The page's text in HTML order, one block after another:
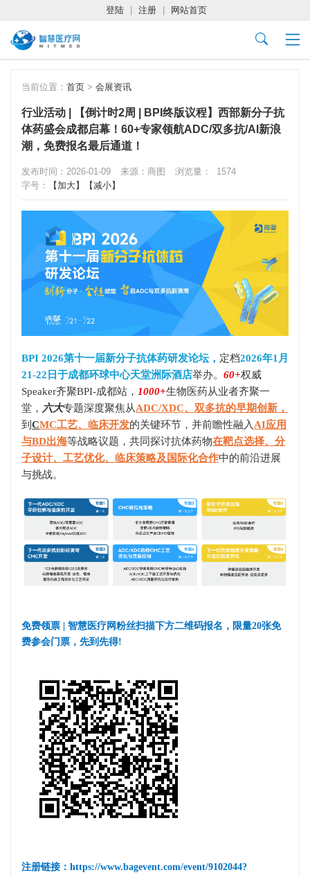
登陆 注册 网站首页
当前位置： 首页 > 会展资讯
行业活动 | 【倒计时2周 | BPI终版议程】西部新分子抗
体药盛会成都启幕！60+专家领航ADC/双多抗/AI新浪
潮，免费报名最后通道！
发布时间：2026-01-09 来源：商图 浏览量：
1574
字号：
【加大】 【减小】
BPI 2026第十一届新分子抗体药研发论坛， 定档2026年1月
21-22日于成都环球中心天堂洲际酒店举办。 60+权威
Speaker齐聚BPI-成都站， 1000+生物医药从业者齐聚一
堂， 六大专题深度聚焦从ADC/XDC、双多抗的早期创新，
到 CMC工艺、临床开发的关键环节，并前瞻性融入 AI应用
与BD出海等战略议题，共同探讨抗体药物在靶点选择、分
子设计、工艺优化、临床策略及国际化合作中的前沿进展
与挑战。
免费领票
| 智慧医疗网粉丝扫描下方二维码报名，限量20张免
费参会门票，先到先得!
注册链接：https://www.bagevent.com/event/9102044?